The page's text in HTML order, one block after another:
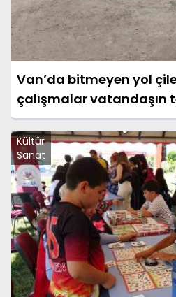
Van’da bitmeyen yol
çalışmalar vatandaşın
Kültür
Sanat